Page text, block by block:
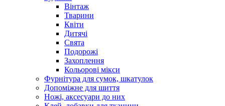
Вінтаж
Тварини
Квіти
Дитячі
Свята
Подорожі
Захоплення
Кольорові мікси
Фурнітура для сумок, шкатулок
Допоміжне для шиття
Ножі, аксесуари до них